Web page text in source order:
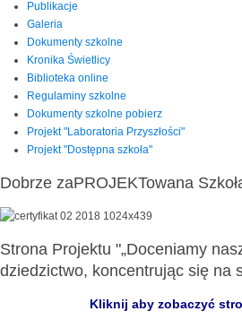
Publikacje
Galeria
Dokumenty szkolne
Kronika Świetlicy
Biblioteka online
Regulaminy szkolne
Dokumenty szkolne pobierz
Projekt "Laboratoria Przyszłości"
Projekt "Dostępna szkoła"
Dobrze zaPROJEKTowana
Strona Projektu "„Doceniamy
dziedzictwo, koncentrując się na
Kliknij aby zobaczyć